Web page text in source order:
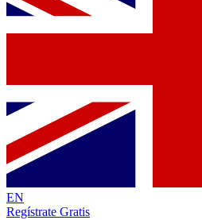
EN
Regístrate Gratis